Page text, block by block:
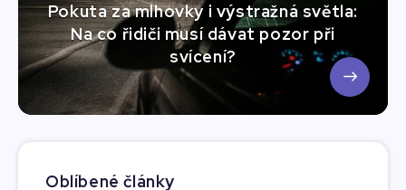
Pokuta za mlhovky i výstražná světla:
Na co řidiči musí dávat pozor při
svícení?
Oblíbené články